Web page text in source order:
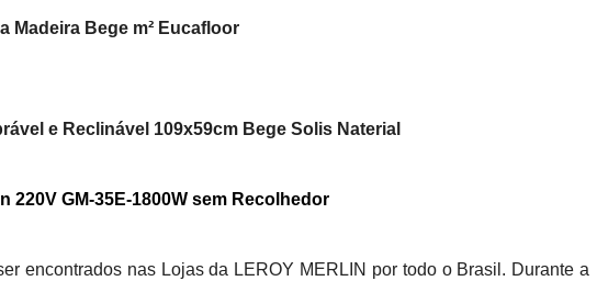
Madeira Bege m² Eucafloor
e Reclinável 109x59cm Bege Solis Naterial
220V GM-35E-1800W sem Recolhedor
encontrados nas Lojas da LEROY MERLIN por todo o Brasil. Durante a